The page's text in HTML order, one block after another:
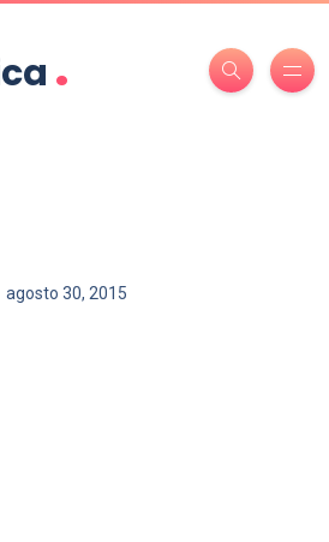
.
agosto 30, 2015